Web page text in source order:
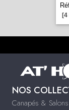
NOS
Canapés & Salons